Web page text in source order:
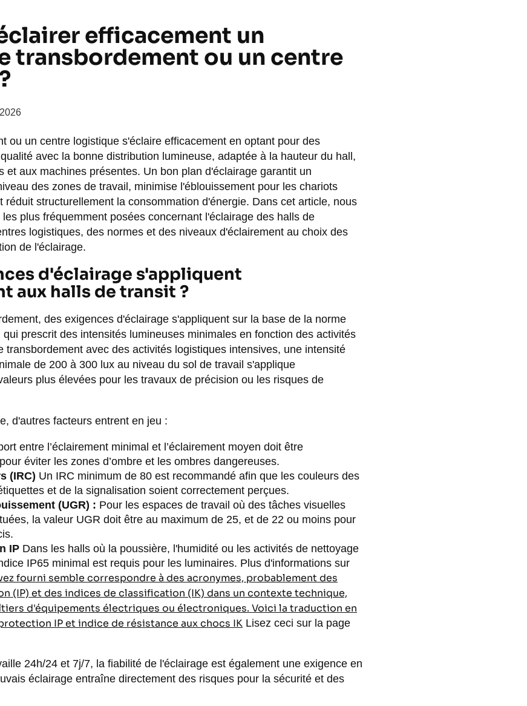
efficacement un
transbordement ou un centre
ou un centre logistique s'éclaire efficacement en optant pour des
avec la bonne distribution lumineuse, adaptée à la hauteur du hall,
et aux machines présentes. Un bon plan d'éclairage garantit un
des zones de travail, minimise l'éblouissement pour les chariots
réduit structurellement la consommation d'énergie. Dans cet article, nous
plus fréquemment posées concernant l'éclairage des halls de
logistiques, des normes et des niveaux d'éclairement au choix des
de l'éclairage.
d'éclairage s'appliquent
aux halls de transit ?
des exigences d'éclairage s'appliquent sur la base de la norme
prescrit des intensités lumineuses minimales en fonction des activités
transbordement avec des activités logistiques intensives, une intensité
de 200 à 300 lux au niveau du sol de travail s'applique
plus élevées pour les travaux de précision ou les risques de
d'autres facteurs entrent en jeu :
entre l’éclairement minimal et l’éclairement moyen doit être
éviter les zones d’ombre et les ombres dangereuses.
(IRC) Un IRC minimum de 80 est recommandé afin que les couleurs des
et de la signalisation soient correctement perçues.
(UGR) : Pour les espaces de travail où des tâches visuelles
la valeur UGR doit être au maximum de 25, et de 22 ou moins pour
IP Dans les halls où la poussière, l'humidité ou les activités de nettoyage
IP65 minimal est requis pour les luminaires. Plus d'informations sur
fourni semble correspondre à des acronymes, probablement des
(IP) et des indices de classification (IK) dans un contexte technique,
d'équipements électriques ou électroniques. Voici la traduction en
IP et indice de résistance aux chocs IK Lisez ceci sur la page
24h/24 et 7j/7, la fiabilité de l'éclairage est également une exigence en
éclairage entraîne directement des risques pour la sécurité et des